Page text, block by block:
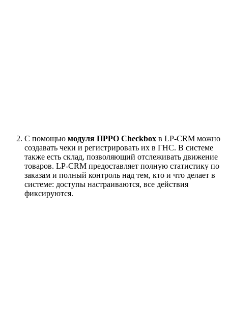
С помощью модуля ПРРО Checkbox в LP-CRM можно
создавать чеки и регистрировать их в ГНС. В системе
также есть склад, позволяющий отслеживать движение
товаров. LP-CRM предоставляет полную статистику по
заказам и полный контроль над тем, кто и что делает в
системе: доступы настраиваются, все действия
фиксируются.